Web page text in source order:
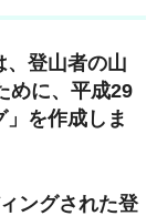
登山者の山
めに、平成29
を作成しま
ングされた登